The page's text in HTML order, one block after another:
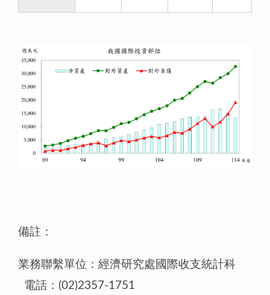
備註：
業務聯繫單位：經濟研究處國際收支統計科
電話：(02)2357-1751